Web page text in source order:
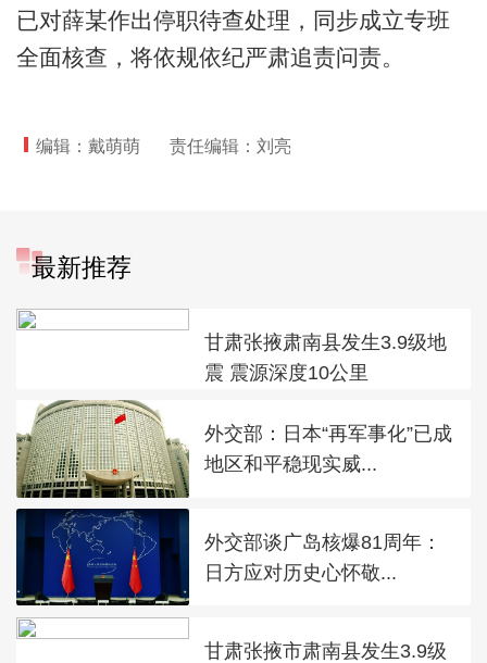
已对薛某作出停职待查处理，同步成立专班
全面核查，将依规依纪严肃追责问责。
编辑：戴萌萌 责任编辑：刘亮
最新推荐
甘肃张掖肃南县发生3.9级地
震 震源深度10公里
外交部：日本“再军事化”已成
地区和平稳现实威...
外交部谈广岛核爆81周年：
日方应对历史心怀敬...
甘肃张掖市肃南县发生3.9级